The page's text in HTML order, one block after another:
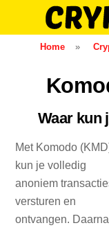
Home »
Waar kun
Met Komodo
kun je volledig
anoniem
versturen en
ontvangen.